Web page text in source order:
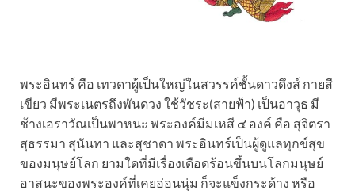
พระอินทร์ คือ เทวดาผู้เป็นใหญ่ในสวรรค์ชั้นดาวดึงส์ กายสี
เขียว มีพระเนตรถึงพันดวง ใช้วัชระ(สายฟ้า) เป็นอาวุธ มี
ช้างเอราวัณเป็นพาหนะ พระองค์มีมเหสี ๔ องค์ คือ สุจิตรา
สุธรรมา สุนันทา และสุชาดา พระอินทร์เป็นผู้ดูแลทุกข์สุข
ของมนุษย์โลก ยามใดที่มีเรื่องเดือดร้อนขึ้นบนโลกมนุษย์
อาสนะของพระองค์ที่เคยอ่อนนุ่ม ก็จะแข็งกระด้าง หรือ